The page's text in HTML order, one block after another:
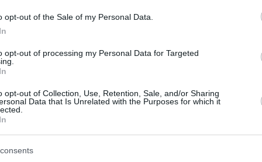
opt-out of the Sale of my Personal Data.
opt-out of processing my Personal Data for Targeted
opt-out of Collection, Use, Retention, Sale, and/or Sharing
Data that Is Unrelated with the Purposes for which it
ερειπίων στη Γάζα είναι 10
βάρος του Empire State
σύμφωνα με δορυφορική
του ΟΗΕ
το Πρόγραμμα των Ηνωμένων Εθνών για το
σχεδόν τα δύο τρίτα των ερειπίων
κατά τους πρώτους πέντε μήνες του πολέμου